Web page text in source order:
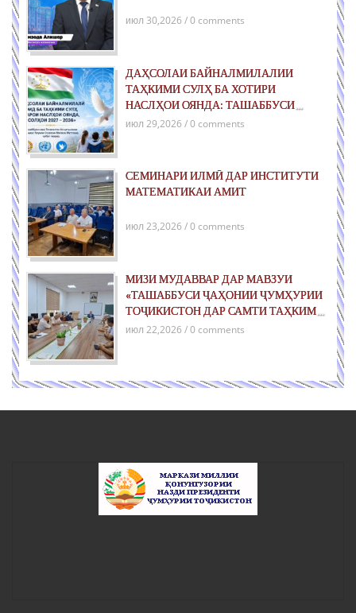
июл 30,2026 / 0 comments
ДАҲСОЛАИ БАЙНАЛМИЛАЛИИ
ТАҲКИМИ СУЛҲ БА ХОТИРИ
НАСЛҲОИ ОЯНДА: ТАШАББУСИ
ҶАҲОНИИ ҶУМҲУРИИ ТОҶИКИСТОН
июл 29,2026 / 0 comments
СЕМИНАРИ ИЛМӢ ДАР ИНСТИТУТИ
МАТЕМАТИКАИ АМИТ
июл 23,2026 / 0 comments
МИЗИ МУДАВВАР ДАР МАВЗУИ
«ТАШАББУСИ ҶАҲОНИИ ҶУМҲУРИИ
ТОҶИКИСТОН ДАР САМТИ ТАҲКИМИ
СУЛҲ БАРОИ НАСЛҲОИ ОЯНДА»
июл 22,2026 / 0 comments